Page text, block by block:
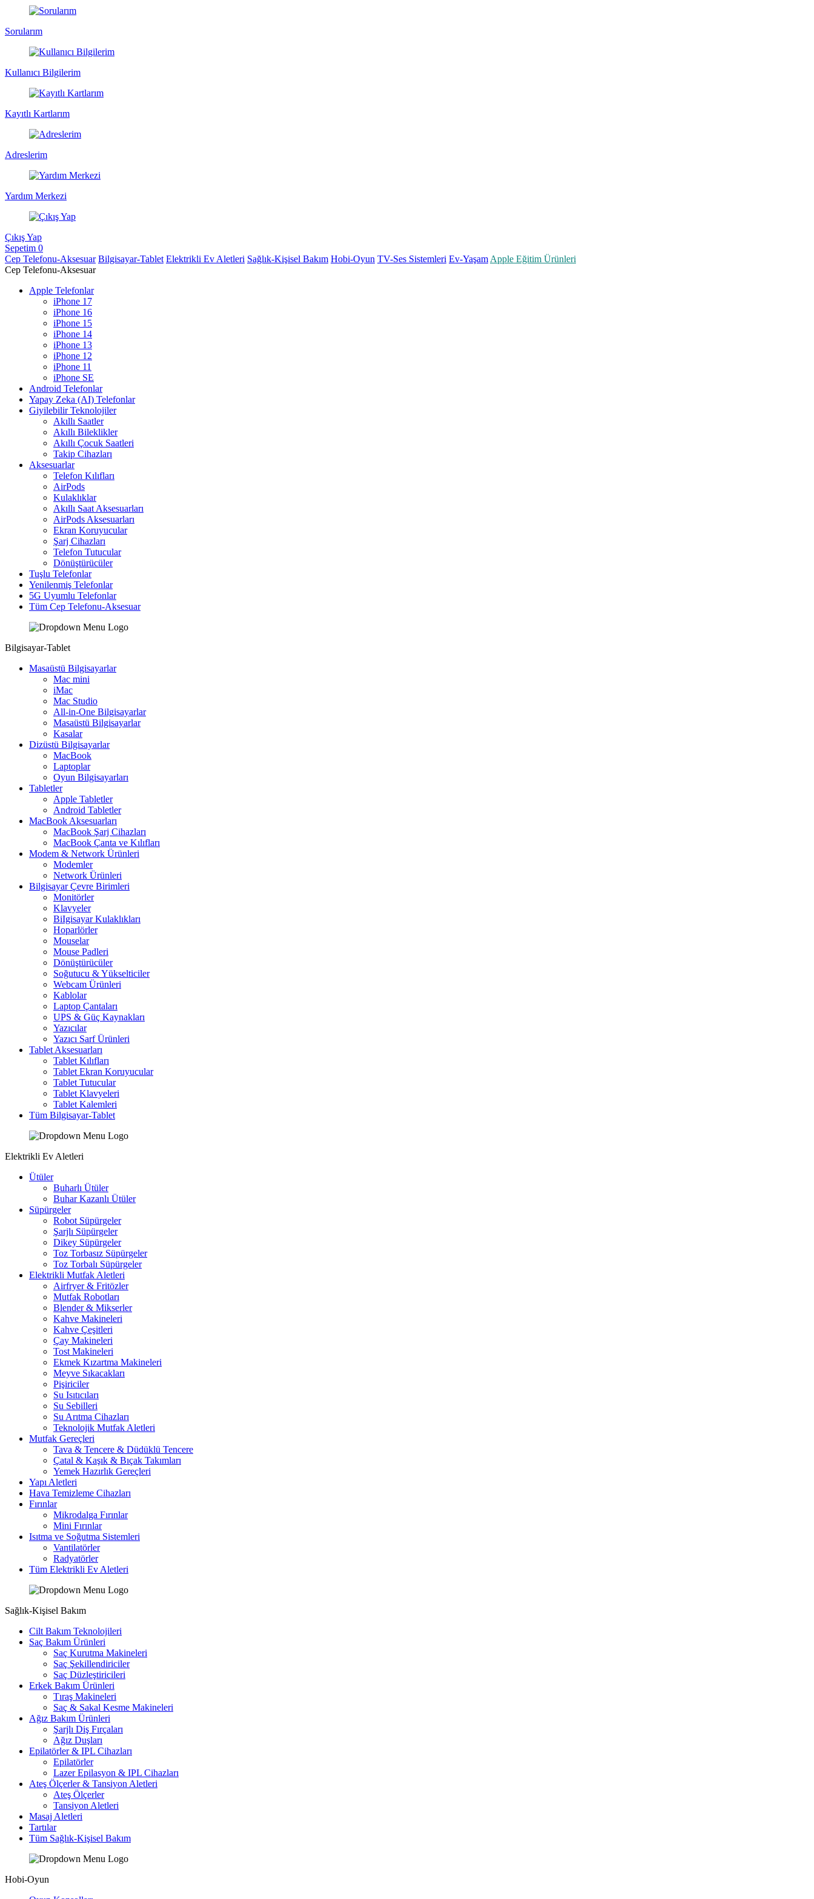
Sorularım
Kullanıcı Bilgilerim
Kayıtlı Kartlarım
Adreslerim
Yardım Merkezi
Çıkış Yap
Sepetim 0
Cep Telefonu-Aksesuar Bilgisayar-Tablet Elektrikli Ev Aletleri Sağlık-Kişisel Bakım Hobi-Oyun TV-Ses Sistemleri Ev-Yaşam Apple Eğitim Ürünleri
Cep Telefonu-Aksesuar
Apple Telefonlar
iPhone 17
iPhone 16
iPhone 15
iPhone 14
iPhone 13
iPhone 12
iPhone 11
iPhone SE
Android Telefonlar
Yapay Zeka (AI) Telefonlar
Giyilebilir Teknolojiler
Akıllı Saatler
Akıllı Bileklikler
Akıllı Çocuk Saatleri
Takip Cihazları
Aksesuarlar
Telefon Kılıfları
AirPods
Kulaklıklar
Akıllı Saat Aksesuarları
AirPods Aksesuarları
Ekran Koruyucular
Şarj Cihazları
Telefon Tutucular
Dönüştürücüler
Tuşlu Telefonlar
Yenilenmiş Telefonlar
5G Uyumlu Telefonlar
Tüm Cep Telefonu-Aksesuar
Bilgisayar-Tablet
Masaüstü Bilgisayarlar
Mac mini
iMac
Mac Studio
All-in-One Bilgisayarlar
Masaüstü Bilgisayarlar
Kasalar
Dizüstü Bilgisayarlar
MacBook
Laptoplar
Oyun Bilgisayarları
Tabletler
Apple Tabletler
Android Tabletler
MacBook Aksesuarları
MacBook Şarj Cihazları
MacBook Çanta ve Kılıfları
Modem & Network Ürünleri
Modemler
Network Ürünleri
Bilgisayar Çevre Birimleri
Monitörler
Klavyeler
BiIgisayar Kulaklıkları
Hoparlörler
Mouselar
Mouse Padleri
Dönüştürücüler
Soğutucu & Yükselticiler
Webcam Ürünleri
Kablolar
Laptop Çantaları
UPS & Güç Kaynakları
Yazıcılar
Yazıcı Sarf Ürünleri
Tablet Aksesuarları
Tablet Kılıfları
Tablet Ekran Koruyucular
Tablet Tutucular
Tablet Klavyeleri
Tablet Kalemleri
Tüm Bilgisayar-Tablet
Elektrikli Ev Aletleri
Ütüler
Buharlı Ütüler
Buhar Kazanlı Ütüler
Süpürgeler
Robot Süpürgeler
Şarjlı Süpürgeler
Dikey Süpürgeler
Toz Torbasız Süpürgeler
Toz Torbalı Süpürgeler
Elektrikli Mutfak Aletleri
Airfryer & Fritözler
Mutfak Robotları
Blender & Mikserler
Kahve Makineleri
Kahve Çeşitleri
Çay Makineleri
Tost Makineleri
Ekmek Kızartma Makineleri
Meyve Sıkacakları
Pişiriciler
Su Isıtıcıları
Su Sebilleri
Su Arıtma Cihazları
Teknolojik Mutfak Aletleri
Mutfak Gereçleri
Tava & Tencere & Düdüklü Tencere
Çatal & Kaşık & Bıçak Takımları
Yemek Hazırlık Gereçleri
Yapı Aletleri
Hava Temizleme Cihazları
Fırınlar
Mikrodalga Fırınlar
Mini Fırınlar
Isıtma ve Soğutma Sistemleri
Vantilatörler
Radyatörler
Tüm Elektrikli Ev Aletleri
Sağlık-Kişisel Bakım
Cilt Bakım Teknolojileri
Saç Bakım Ürünleri
Saç Kurutma Makineleri
Saç Şekillendiriciler
Saç Düzleştiricileri
Erkek Bakım Ürünleri
Tıraş Makineleri
Saç & Sakal Kesme Makineleri
Ağız Bakım Ürünleri
Şarjlı Diş Fırçaları
Ağız Duşları
Epilatörler & IPL Cihazları
Epilatörler
Lazer Epilasyon & IPL Cihazları
Ateş Ölçerler & Tansiyon Aletleri
Ateş Ölçerler
Tansiyon Aletleri
Masaj Aletleri
Tartılar
Tüm Sağlık-Kişisel Bakım
Hobi-Oyun